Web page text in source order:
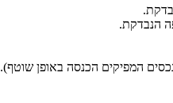
הנבדקת.
המפיקים הכנסה באופן שוטף).